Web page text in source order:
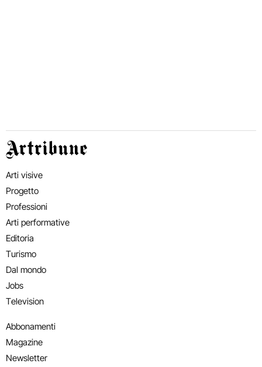
Artribune
Arti visive
Progetto
Professioni
Arti performative
Editoria
Turismo
Dal mondo
Jobs
Television
Abbonamenti
Magazine
Newsletter